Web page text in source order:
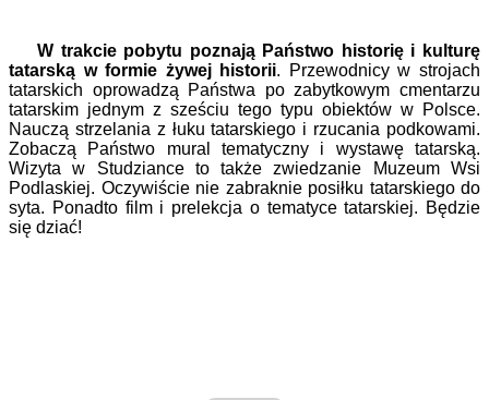
W trakcie pobytu poznają Państwo historię i kulturę
tatarską w formie żywej historii. Przewodnicy w strojach
tatarskich oprowadzą Państwa po zabytkowym cmentarzu
tatarskim jednym z sześciu tego typu obiektów w Polsce.
Nauczą strzelania z łuku tatarskiego i rzucania podkowami.
Zobaczą Państwo mural tematyczny i wystawę tatarską.
Wizyta w Studziance to także zwiedzanie Muzeum Wsi
Podlaskiej. Oczywiście nie zabraknie posiłku tatarskiego do
syta. Ponadto film i prelekcja o tematyce tatarskiej. Będzie
się dziać!